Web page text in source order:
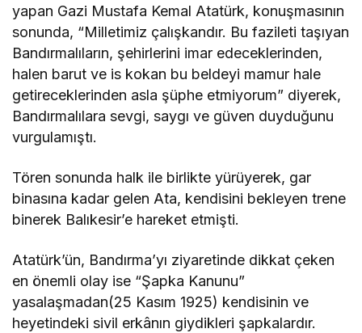
yapan Gazi Mustafa Kemal Atatürk, konuşmasının
sonunda, “Milletimiz çalışkandır. Bu fazileti taşıyan
Bandırmalıların, şehirlerini imar edeceklerinden,
halen barut ve is kokan bu beldeyi mamur hale
getireceklerinden asla şüphe etmiyorum” diyerek,
Bandırmalılara sevgi, saygı ve güven duyduğunu
vurgulamıştı.
Tören sonunda halk ile birlikte yürüyerek, gar
binasına kadar gelen Ata, kendisini bekleyen trene
binerek Balıkesir’e hareket etmişti.
Atatürk’ün, Bandırma’yı ziyaretinde dikkat çeken
en önemli olay ise “Şapka Kanunu”
yasalaşmadan(25 Kasım 1925) kendisinin ve
heyetindeki sivil erkânın giydikleri şapkalardır.